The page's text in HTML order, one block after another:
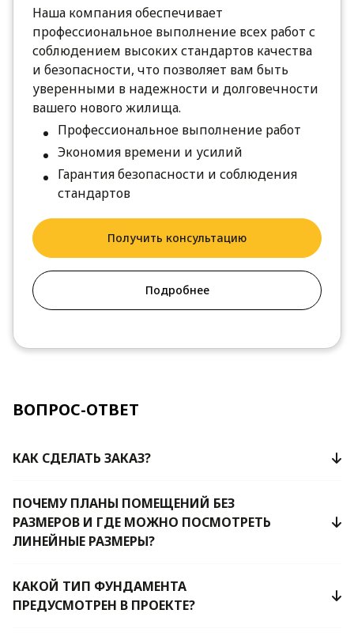
Наша компания обеспечивает
профессиональное выполнение всех работ с
соблюдением высоких стандартов качества
и безопасности, что позволяет вам быть
уверенными в надежности и долговечности
вашего нового жилища.
Профессиональное выполнение работ
Экономия времени и усилий
Гарантия безопасности и соблюдения
стандартов
Получить консультацию
Подробнее
ВОПРОС-ОТВЕТ
КАК СДЕЛАТЬ ЗАКАЗ?
ПОЧЕМУ ПЛАНЫ ПОМЕЩЕНИЙ БЕЗ
РАЗМЕРОВ И ГДЕ МОЖНО ПОСМОТРЕТЬ
ЛИНЕЙНЫЕ РАЗМЕРЫ?
КАКОЙ ТИП ФУНДАМЕНТА
ПРЕДУСМОТРЕН В ПРОЕКТЕ?